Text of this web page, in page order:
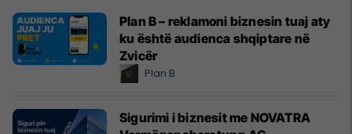
Plan B – reklamoni biznesin tuaj aty
ku është audienca shqiptare në
Zvicër
Plan B
Sigurimi i biznesit me NOVATRA